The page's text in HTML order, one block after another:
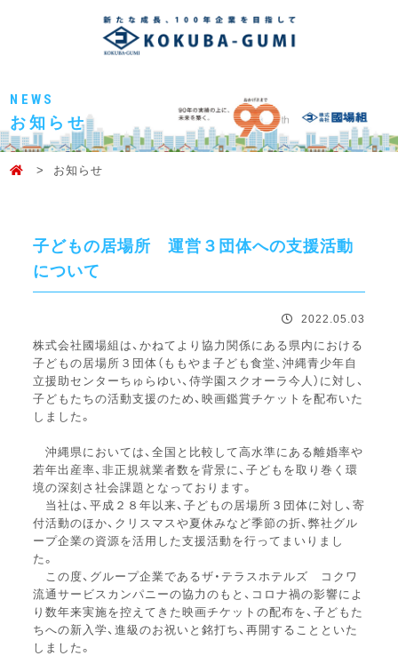
NEWS
お知らせ
お知らせ
子どもの居場所 運営３団体への支援活動
について
2022.05.03
株式会社國場組は、かねてより協力関係にある県内における
子どもの居場所３団体（ももやま子ども食堂、 沖縄青少年自
立援助センターちゅらゆい、侍学園スクオーラ今人） に対し、
子どもたちの活動支援のため、映画鑑賞チケットを配布いた
しました。
沖縄県においては、全国と比較して高水準にある離婚率や
若年出産率、非正規就業者数を背景に、子どもを取り巻く環
境の深刻さ社会課題となっております。
当社は、平成２８年以来、子どもの居場所３団体に対し、寄
付活動のほか、クリスマスや夏休みなど季節の折、弊社グル
ープ企業の資源を活用した支援活動を行ってまいりまし
た。
この度、グループ企業であるザ・テラスホテルズ コクワ
流通サービスカンパニーの協力のもと、コロナ禍の影響によ
り数年来実施を控えてきた映画チケットの配布を、 子どもた
ちへの新入学、進級のお祝いと銘打ち、再開することといた
しました。